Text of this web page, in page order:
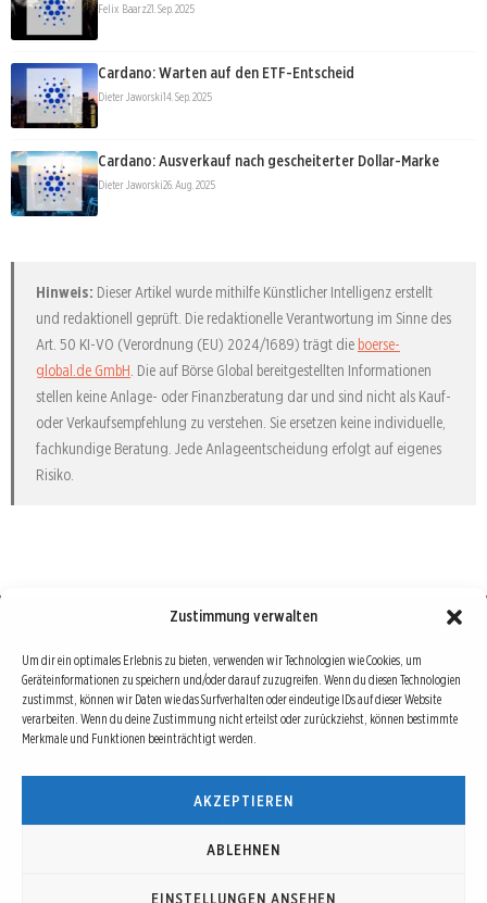
Zustimmung verwalten
Um dir ein optimales Erlebnis zu bieten, verwenden wir Technologien wie Cookies, um
Geräteinformationen zu speichern und/oder darauf zuzugreifen. Wenn du diesen Technologien
zustimmst, können wir Daten wie das Surfverhalten oder eindeutige IDs auf dieser Website
verarbeiten. Wenn du deine Zustimmung nicht erteilst oder zurückziehst, können bestimmte
Merkmale und Funktionen beeinträchtigt werden.
AKZEPTIEREN
ABLEHNEN
EINSTELLUNGEN ANSEHEN
Felix Baarz21. Sep. 2025
Cardano: Warten auf den ETF-Entscheid
Dieter Jaworski14. Sep. 2025
Cardano: Ausverkauf nach gescheiterter Dollar-Marke
Dieter Jaworski26. Aug. 2025
Hinweis: Dieser Artikel wurde mithilfe Künstlicher Intelligenz erstellt
und redaktionell geprüft. Die redaktionelle Verantwortung im Sinne des
Art. 50 KI-VO (Verordnung (EU) 2024/1689) trägt die boerse-
global.de GmbH. Die auf Börse Global bereitgestellten Informationen
stellen keine Anlage- oder Finanzberatung dar und sind nicht als Kauf-
oder Verkaufsempfehlung zu verstehen. Sie ersetzen keine individuelle,
fachkundige Beratung. Jede Anlageentscheidung erfolgt auf eigenes
Risiko.
Börse : lokal, international, global
Erfolgreiche Börsengeschäfte bedingen vor allem drei Dinge: Verlässliche Informationen,
richtige Interpretationen und unabhängige Informationsquellen. Diese drei Bausteine sind
auch die redaktionelle Leitlinie von Börse Global.
Hinter Börse Global steht ein Team von erfahrenen Finanzjournalisten, die zum Teil schon
seit Jahrzehnten Börse in all ihren Facetten leben und mit diesem Internetprojekt
interessierten Lesern und Investoren ein Angebot machen wollen, sich über spannende
Entwicklungen, Tendenzen, Chancen und Risiken von Börsen-Investments zu informieren.